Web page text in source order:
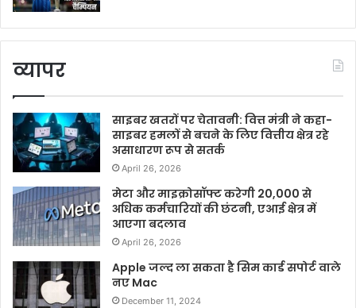
व्यापर
साइबर खतरों पर चेतावनी: वित्त मंत्री ने कहा-
साइबर हमलों से बचने के लिए वित्तीय क्षेत्र रहे
असाधारण रूप से सतर्क
April 26, 2026
मेटा और माइक्रोसॉफ्ट करेगी 20,000 से
अधिक कर्मचारियों की छंटनी, एआई क्षेत्र में
आएगा बदलाव
April 26, 2026
Apple जल्द ला सकता है सिम कार्ड सपोर्ट वाले
नए Mac
December 11, 2024